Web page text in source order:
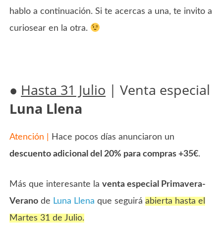
hablo a continuación. Si te acercas a una, te invito a
curiosear en la otra.
● Hasta 31 Julio | Venta especial
Luna Llena
Atención |
Hace pocos días anunciaron un
descuento adicional del 20% para compras +35€.
Más que interesante laventa especial Primavera-
Verano de Luna Llena que seguiráabierta hasta el
Martes 31 de Julio.